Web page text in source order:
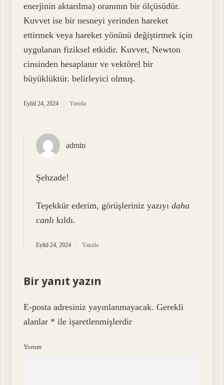
enerjinin aktarılma) oranının bir ölçüsüdür.
Kuvvet ise bir nesneyi yerinden hareket
ettirmek veya hareket yönünü değiştirmek için
uygulanan fiziksel etkidir. Kuvvet, Newton
cinsinden hesaplanır ve vektörel bir
büyüklüktür. belirleyici olmuş.
Eylül 24, 2024 Yanıtla
admin
Şehzade!
Teşekkür ederim, görüşleriniz yazıyıdaha
canlı kıldı.
Eylül 24, 2024 Yanıtla
Bir yanıt yazın
E-posta adresiniz yayınlanmayacak. Gerekli
alanlar * ile işaretlenmişlerdir
Yorum